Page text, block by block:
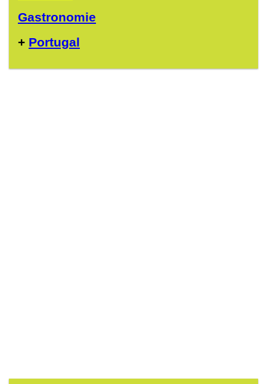
Gastronomie
+ Portugal